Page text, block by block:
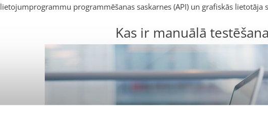
lietojumprogrammu programmēšanas saskarnes (API) un grafiskās lietotāja
Kas ir manuālā